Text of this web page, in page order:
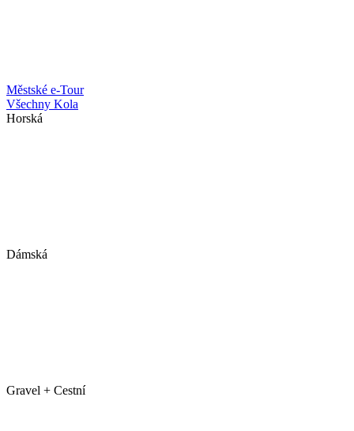
Městské e-Tour
Všechny Kola
Horská
Dámská
Gravel + Cestní